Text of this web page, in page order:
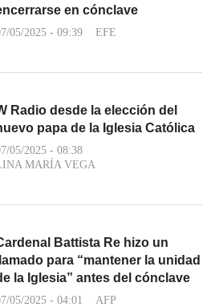
en cónclave
05/2025 - 09:39 EFE
Radio desde la elección del
papa de la Iglesia Católica
05/2025 - 08:38
MARÍA VEGA
Battista Re hizo un
llamado para “mantener la unidad
la Iglesia” antes del cónclave
05/2025 - 04:01 AFP